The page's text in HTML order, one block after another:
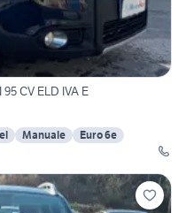
CV ELD IVA E
Manuale
Euro 6e